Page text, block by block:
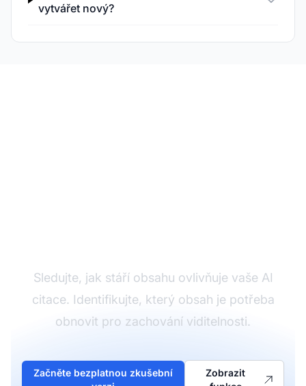
vytvářet nový?
Sledujte, jak stáří obsahu ovlivňuje vaše AI
citace. Identifikujte, který obsah je potřeba
obnovit pro zachování viditelnosti.
Začněte bezplatnou zkušební
Zobrazit